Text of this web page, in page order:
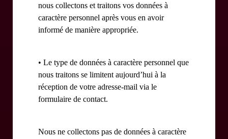
nous collectons et traitons vos données à
caractère personnel après vous en avoir
informé de manière appropriée.
• Le type de données à caractère personnel que
nous traitons se limitent aujourd’hui à la
réception de votre adresse-mail via le
formulaire de contact.
Nous ne collectons pas de données à caractère